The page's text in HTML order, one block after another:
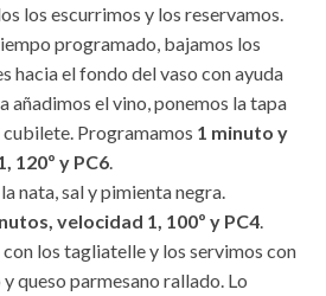
los escurrimos y los reservamos.
programado, bajamos los
hacia el fondo del vaso con ayuda
añadimos el vino, ponemos la tapa
Programamos 1 minuto y
120º y PC6.
nata, sal y pimienta negra.
velocidad 1, 100º y PC4.
los tagliatelle y los servimos con
queso parmesano rallado. Lo